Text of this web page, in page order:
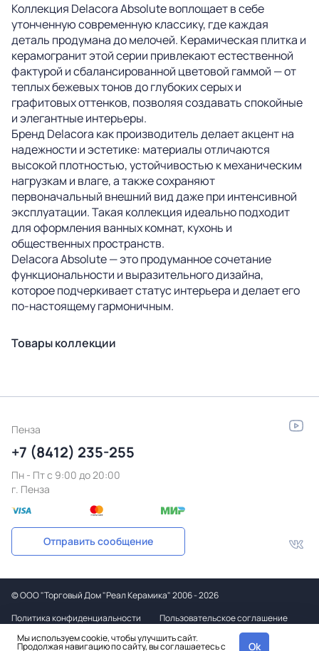
Коллекция Delacora Absolute воплощает в себе
утонченную современную классику, где каждая
деталь продумана до мелочей. Керамическая плитка и
керамогранит этой серии привлекают естественной
фактурой и сбалансированной цветовой гаммой — от
теплых бежевых тонов до глубоких серых и
графитовых оттенков, позволяя создавать спокойные
и элегантные интерьеры.
Бренд Delacora как производитель делает акцент на
надежности и эстетике: материалы отличаются
высокой плотностью, устойчивостью к механическим
нагрузкам и влаге, а также сохраняют
первоначальный внешний вид даже при интенсивной
эксплуатации. Такая коллекция идеально подходит
для оформления ванных комнат, кухонь и
общественных пространств.
Delacora Absolute — это продуманное сочетание
функциональности и выразительного дизайна,
которое подчеркивает статус интерьера и делает его
по-настоящему гармоничным.
Товары коллекции
Пенза
+7 (8412) 235-255
Пн - Пт c 9:00 до 20:00
г. Пенза
Отправить сообщение
©ООО "Торговый Дом "Реал Керамика"2006 - 2026
Политика конфиденциальности
Пользовательское соглашение
Дизайн
Мы используем cookie, чтобы улучшить сайт.
Продолжая навигацию по сайту, вы соглашаетесь с Ok